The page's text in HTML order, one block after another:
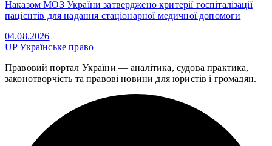
Наказом МОЗ України затверджено критерії госпіталізації
пацієнтів для надання стаціонарної медичної допомоги
04.08.2026
UPУкраїнське право
Правовий портал України — аналітика, судова практика,
законотворчість та правові новини для юристів і громадян.